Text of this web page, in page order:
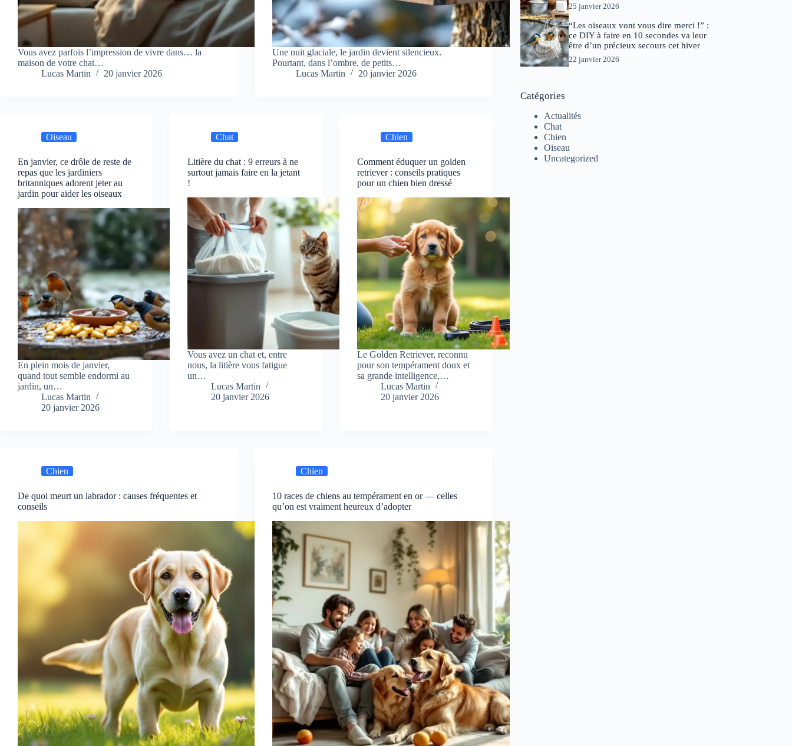
Vous avez parfois l’impression de vivre dans… la
maison de votre chat…
Lucas Martin
20 janvier 2026
Une nuit glaciale, le jardin devient silencieux.
Pourtant, dans l’ombre, de petits…
Lucas Martin
20 janvier 2026
Oiseau
En janvier, ce drôle de reste de
repas que les jardiniers
britanniques adorent jeter au
jardin pour aider les oiseaux
En plein mois de janvier,
quand tout semble endormi au
jardin, un…
Lucas Martin
20 janvier 2026
Chat
Litière du chat : 9 erreurs à ne
surtout jamais faire en la jetant
!
Vous avez un chat et, entre
nous, la litière vous fatigue
un…
Lucas Martin
20 janvier 2026
Chien
Comment éduquer un golden
retriever : conseils pratiques
pour un chien bien dressé
Le Golden Retriever, reconnu
pour son tempérament doux et
sa grande intelligence,…
Lucas Martin
20 janvier 2026
Chien
De quoi meurt un labrador : causes fréquentes et
conseils
Chien
10 races de chiens au tempérament en or — celles
qu’on est vraiment heureux d’adopter
25 janvier 2026
“Les oiseaux vont vous dire merci !” :
ce DIY à faire en 10 secondes va leur
être d’un précieux secours cet hiver
22 janvier 2026
Catégories
Actualités
Chat
Chien
Oiseau
Uncategorized